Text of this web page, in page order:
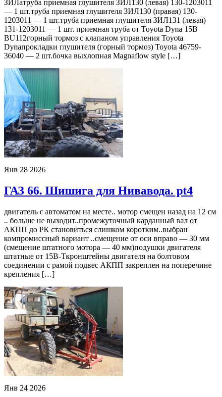
ЗИЛатруба приемная глушителя ЗИЛ130 (левая) 130-1203011
— 1 шт.труба приемная глушителя ЗИЛ130 (правая) 130-
1203011 — 1 шт.труба приемная глушителя ЗИЛ131 (левая)
131-1203011 — 1 шт. приемная труба от Toyota Dyna 15B
BU112горный тормоз с клапаном управления Toyota
Dynaпрокладки глушителя (горный тормоз) Toyota 46759-
36040 — 2 шт.бочка выхлопная Magnaflow style […]
Янв 28 2026
ГАЗ 66. Шишига для Нивавода. pt4
двигатель с автоматом на месте.. мотор смещен назад на 12 см
.. больше не выходит..промежуточный карданный вал от
АКПП до РК становиться слишком коротким..выбран
компромиссный вариант ..смещение от оси вправо — 30 мм
(смещение штатного мотора — 40 мм)подушки двигателя
штатные от 15В-Ткронштейны двигателя на болтовом
соединении с рамой подвес АКПП закреплен на поперечине
крепления […]
Янв 24 2026